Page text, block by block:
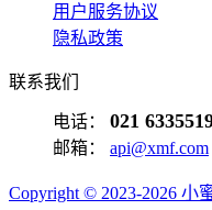
用户服务协议
隐私政策
联系我们
电话： 021
邮箱： api@xmf.com
Copyright © 2023-2026 小